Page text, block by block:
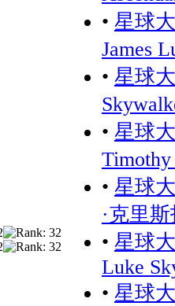
• 星球
James
• 星球
• 星球
• 星球
·克里
• 星球
Luke
• 星球